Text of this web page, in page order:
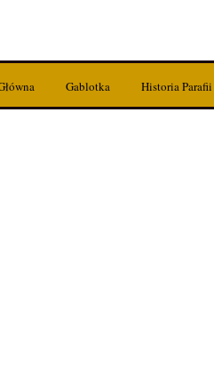
Gablotka Historia Parafii